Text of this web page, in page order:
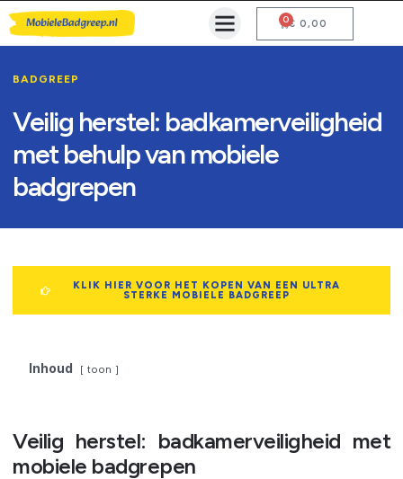
€ 0,00
0
BADGREEP
Veilig herstel: badkamerveiligheid
met behulp van mobiele
badgrepen
KLIK HIER VOOR HET KOPEN VAN EEN ULTRA
STERKE MOBIELE BADGREEP
Inhoud toon
Veilig herstel: badkamerveiligheid met
mobiele badgrepen